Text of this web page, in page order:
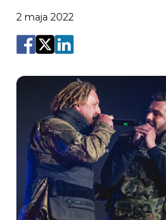
2 maja 2022